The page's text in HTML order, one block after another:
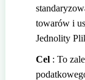
🇭🇺 Węgry
🇬🇧 Wielka
🇸🇪
towarów i
Jednolity
Cel : To